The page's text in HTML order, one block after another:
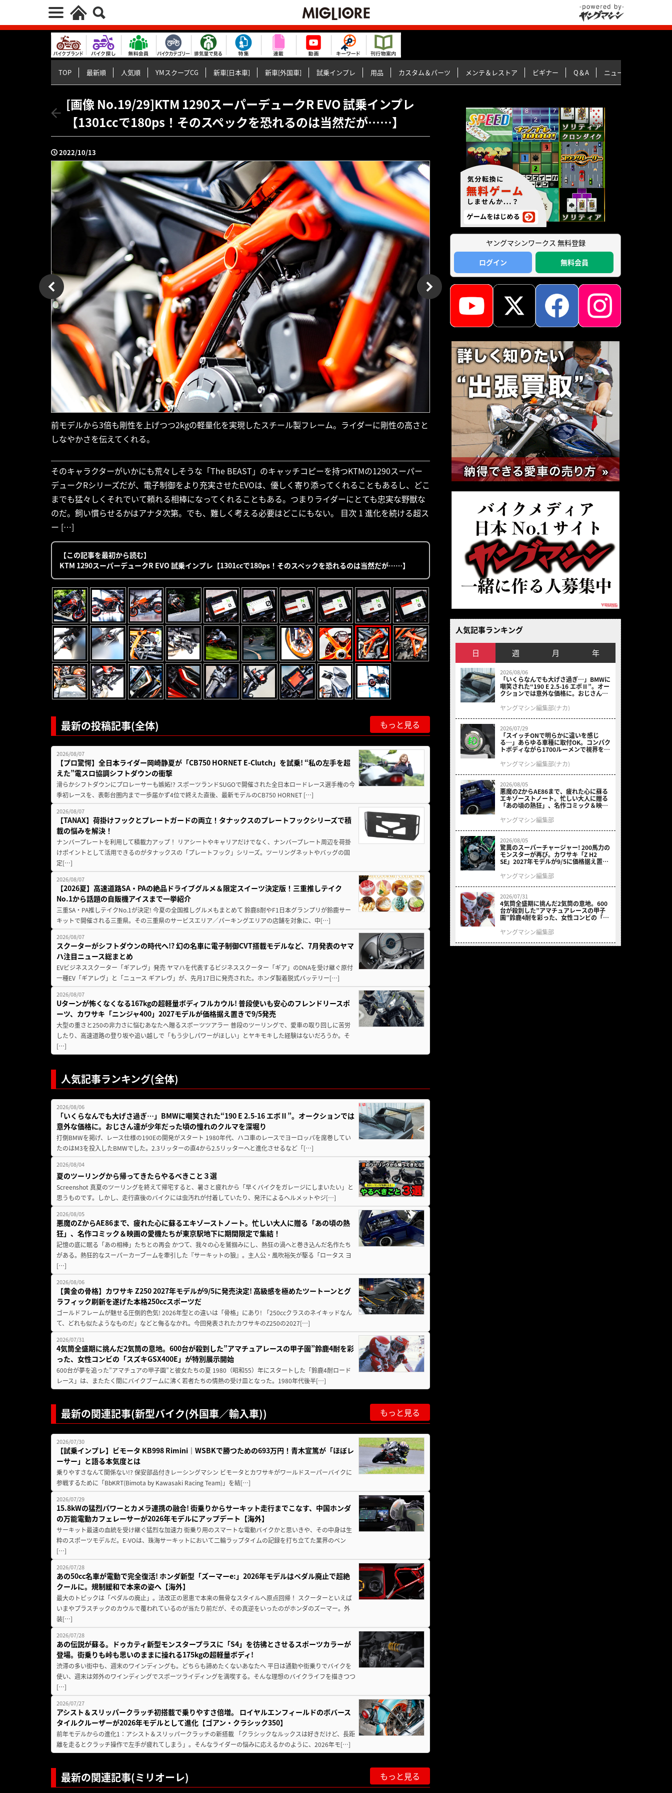
TOP 最新順 人気順 YMスクープCG 新車[日本車] 新車[外国車] 試乗インプレ 用品 カスタム＆パーツ メンテ＆レストア ビギナー Q＆A ニュース＆トピックス
[画像 No.19/29]KTM 1290スーパーデュークR EVO 試乗インプレ
【1301ccで180ps！そのスペックを恐れるのは当然だが……】
2022/10/13
前モデルから3倍も剛性を上げつつ2kgの軽量化を実現したスチール製フレーム。ライダーに剛性の高さと
しなやかさを伝えてくれる。
そのキャラクターがいかにも荒々しそうな「The BEAST」のキャッチコピーを持つKTMの1290スーパー
デュークRシリーズだが、電子制御をより充実させたEVOは、優しく寄り添ってくれることもあるし、どこ
までも猛々しくそれでいて頼れる相棒になってくれることもある。つまりライダーにとても忠実な野獣な
のだ。飼い慣らせるかはアナタ次第。でも、難しく考える必要はどこにもない。 目次 1 進化を続ける超ス
ー […]
【この記事を最初から読む】
KTM 1290スーパーデュークR EVO 試乗インプレ【1301ccで180ps！そのスペックを恐れるのは当然だが……】
最新の投稿記事(全体) もっと見る
2026/08/07
【プロ驚愕】全日本ライダー岡崎静夏が「CB750 HORNET E-Clutch」を試乗! “私の左手を超
えた”電スロ協調シフトダウンの衝撃
滑らかシフトダウンにプロレーサーも嫉妬!? スポーツランドSUGOで開催された全日本ロードレース選手権の今
季初レースを、表彰台圏内まで一歩届かず4位で終えた直後、最新モデルのCB750 HORNET […]
2026/08/07
【TANAX】荷掛けフックとプレートガードの両立！タナックスのプレートフックシリーズで積
載の悩みを解決！
ナンバープレートを利用して積載力アップ！ リアシートやキャリアだけでなく、ナンバープレート周辺を荷掛
けポイントとして活用できるのがタナックスの「プレートフック」シリーズ。ツーリングネットやバッグの固
定[…]
2026/08/07
【2026夏】高速道路SA・PAの絶品ドライブグルメ＆限定スイーツ決定版！三重推しテイク
No.1から話題の自販機アイスまで一挙紹介
三重SA・PA推しテイクNo.1が決定! 今夏の全国推しグルメもまとめて 鈴鹿8耐やF1日本グランプリが鈴鹿サー
キットで開催される三重県。その三重県のサービスエリア／パーキングエリアの店舗を対象に、中[…]
2026/08/07
スクーターがシフトダウンの時代へ!? 幻の名車に電子制御CVT搭載モデルなど、7月発表のヤマ
ハ注目ニュース総まとめ
EVビジネススクーター「ギアレヴ」発売 ヤマハを代表するビジネススクーター「ギア」のDNAを受け継ぐ原付
一種EV「ギアレヴ」と「ニュース ギアレヴ」が、先月17日に発売された。ホンダ製着脱式バッテリー[…]
2026/08/07
Uターンが怖くなくなる167kgの超軽量ボディフルカウル! 普段使いも安心のフレンドリースポ
ーツ、カワサキ「ニンジャ400」2027モデルが価格据え置きで9/5発売
大型の重さと250の非力さに悩むあなたへ贈るスポーツツアラー 普段のツーリングで、愛車の取り回しに苦労
したり、高速道路の登り坂や追い越しで「もう少しパワーがほしい」とヤキモキした経験はないだろうか。そ
[…]
人気記事ランキング(全体)
2026/08/06
「いくらなんでも大げさ過ぎ…」BMWに嘲笑された“190 E 2.5-16 エボⅡ”。オークションでは
意外な価格に。おじさん達が少年だった頃の憧れのクルマを深堀り
打倒BMWを掲げ、レース仕様の190Eの開発がスタート 1980年代、ハコ車のレースでヨーロッパを席巻してい
たのはM3を投入したBMWでした。2.3リッターの直4から2.5リッターへと進化させるなど「[…]
2026/08/04
夏のツーリングから帰ってきたらやるべきこと３選
Screenshot 真夏のツーリングを終えて帰宅すると、暑さと疲れから「早くバイクをガレージにしまいたい」と
思うものです。しかし、走行直後のバイクには虫汚れが付着していたり、発汗によるヘルメットやジ[…]
2026/08/05
悪魔のZからAE86まで、疲れた心に蘇るエキゾーストノート。忙しい大人に贈る「あの頃の熱
狂」、名作コミック＆映画の愛機たちが東京駅地下に期間限定で集結！
記憶の底に眠る「あの相棒」たちとの再会 かつて、我々の心を鷲掴みにし、熱狂の渦へと巻き込んだ名作たち
がある。熱狂的なスーパーカーブームを牽引した『サーキットの狼』。主人公・風吹裕矢が駆る「ロータス ヨ
[…]
2026/08/06
【黄金の骨格】カワサキ Z250 2027年モデルが9/5に発売決定! 高級感を極めたツートーンとグ
ラフィック刷新を遂げた本格250ccスポーツだ
ゴールドフレームが魅せる圧倒的色気! 2026年型との違いは「骨格」にあり! 「250ccクラスのネイキッドなん
て、どれも似たようなものだ」などと侮るなかれ。今回発表されたカワサキのZ250の2027[…]
2026/07/31
4気筒全盛期に挑んだ2気筒の意地。600台が殺到した”アマチュアレースの甲子園”鈴鹿4耐を彩
った、女性コンビの「スズキGSX400E」が特別展示開始
600台が夢を追った”アマチュアの甲子園”と彼女たちの夏 1980（昭和55）年にスタートした「鈴鹿4耐ロード
レース」は、またたく間にバイクブームに沸く若者たちの情熱の受け皿となった。1980年代後半[…]
最新の関連記事(新型バイク(外国車／輸入車)) もっと見る
2026/07/30
【試乗インプレ】ビモータ KB998 Rimini｜WSBKで勝つための693万円！青木宣篤が「ほぼレ
ーサー」と語る本気度とは
乗りやすさなんて関係ない!? 保安部品付きレーシングマシン ビモータとカワサキがワールドスーパーバイクに
参戦するために「BbKRT(Bimota by Kawasaki Racing Team)」を結[…]
2026/07/29
15.8kWの猛烈パワーとカメラ連携の融合! 街乗りからサーキット走行までこなす、中国ホンダ
の万能電動カフェレーサーが2026年モデルにアップデート【海外】
サーキット最速の血統を受け継ぐ猛烈な加速力 街乗り用のスマートな電動バイクかと思いきや、その中身は生
粋のスポーツモデルだ。E-VOは、珠海サーキットにおいて二輪ラップタイムの記録を打ち立てた業界のベン
[…]
2026/07/28
あの50cc名車が電動で完全復活! ホンダ新型「ズーマーe:」2026年モデルはペダル廃止で超絶
クールに。規制緩和で本来の姿へ【海外】
最大のトピックは「ペダルの廃止」。法改正の恩恵で本来の無骨なスタイルへ原点回帰！ スクーターといえば
いまやプラスチックのカウルで覆われているのが当たり前だが、その真逆をいったのがホンダのズーマー。外
装[…]
2026/07/28
あの伝説が蘇る。ドゥカティ新型モンスタープラスに「S4」を彷彿とさせるスポーツカラーが
登場。街乗りも峠も思いのままに操れる175kgの超軽量ボディ!
渋滞の多い街中も、週末のワインディングも。どちらも諦めたくないあなたへ 平日は通勤や街乗りでバイクを
使い、週末は郊外のワインディングでスポーツライディングを満喫する。そんな理想のバイクライフを描きつつ
[…]
2026/07/27
アシスト＆スリッパークラッチ初搭載で乗りやすさ倍増。 ロイヤルエンフィールドのボバース
タイルクルーザーが2026年モデルとして進化【ゴアン・クラシック350】
前年モデルからの進化1：アシスト＆スリッパークラッチの新搭載 「クラシックなルックスは好きだけど、長距
離を走るとクラッチ操作で左手が疲れてしまう」。そんなライダーの悩みに応えるかのように、2026年モ[…]
最新の関連記事(ミリオーレ) もっと見る
ヤングマシンワークス 無料登録
ログイン
無料会員
人気記事ランキング
日 週 月 年
2026/08/06
「いくらなんでも大げさ過ぎ…」BMWに
嘲笑された“190 E 2.5-16 エボⅡ”。オー
クションでは意外な価格に。おじさん達
ヤングマシン編集部(ナカ)
2026/07/29
「スイッチONで明らかに違いを感じ
る…」あらゆる車種に取付OK。コンパク
トボディながら1700ルーメンで視界を確
ニット プレシャスレイ スモール］
ヤングマシン編集部(ナカ)
2026/08/05
悪魔のZからAE86まで、疲れた心に蘇る
エキゾーストノート。忙しい大人に贈る
「あの頃の熱狂」、名作コミック＆映画
結！
ヤングマシン編集部
2026/08/05
驚異のスーパーチャージャー! 200馬力の
モンスターが再び。カワサキ「Z H2
SE」2027年モデルが9/5に価格据え置き
ヤングマシン編集部
2026/07/31
4気筒全盛期に挑んだ2気筒の意地。600
台が殺到した”アマチュアレースの甲子
園”鈴鹿4耐を彩った、女性コンビの「ス
ヤングマシン編集部